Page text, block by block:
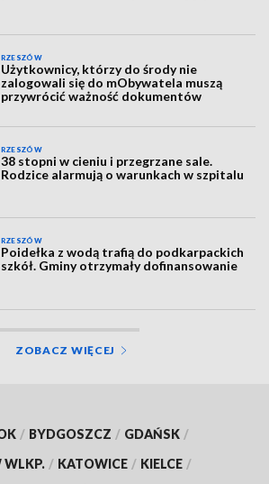
RZESZÓW
Użytkownicy, którzy do środy nie
zalogowali się do mObywatela muszą
przywrócić ważność dokumentów
RZESZÓW
38 stopni w cieniu i przegrzane sale.
Rodzice alarmują o warunkach w szpitalu
RZESZÓW
Poidełka z wodą trafią do podkarpackich
szkół. Gminy otrzymały dofinansowanie
ZOBACZ WIĘCEJ
/ BYDGOSZCZ / GDAŃSK /
WLKP. / KATOWICE / KIELCE /